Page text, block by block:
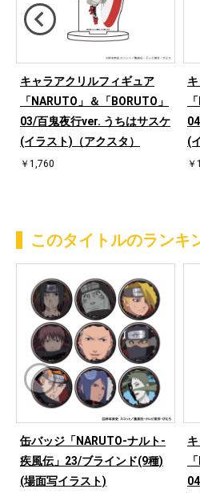
キャラアクリルフィギュア
「NARUTO」＆「BORUTO」
03/百鬼夜行ver. うちはサスケ
(イラスト)（アクスタ）
￥1,760
(
このタイトルのランキ
缶バッジ「NARUTO-ナルト-
疾風伝」23/ブラインド(9種)
(場面写イラスト)